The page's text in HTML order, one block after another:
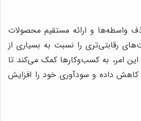
واسطه‌ها و ارائه مستقیم محصولات
رقابتی‌تری را نسبت به بسیاری از
این امر، به کسب‌وکارها کمک می‌کند تا
کاهش داده و سودآوری خود را افزایش